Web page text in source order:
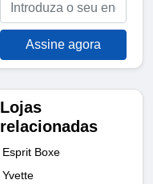
Assine agora
Lojas
relacionadas
Esprit Boxe
Yvette